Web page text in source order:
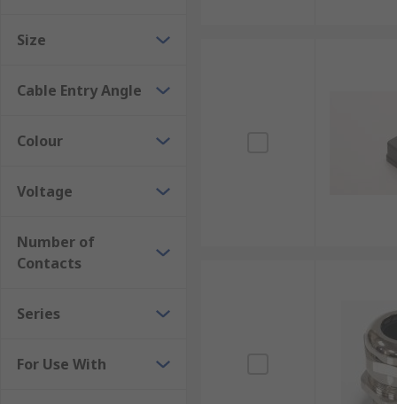
Size
Cable Entry Angle
Colour
Voltage
Number of
Contacts
Series
For Use With